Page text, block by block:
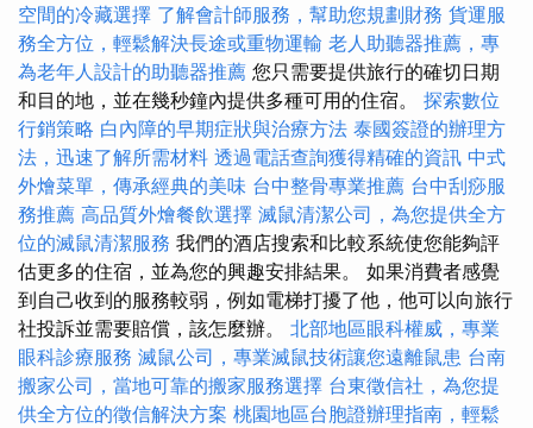
空間的冷藏選擇 了解會計師服務，幫助您規劃財務 貨運服
務全方位，輕鬆解決長途或重物運輸 老人助聽器推薦，專
為老年人設計的助聽器推薦 您只需要提供旅行的確切日期
和目的地，並在幾秒鐘內提供多種可用的住宿。 探索數位
行銷策略 白內障的早期症狀與治療方法 泰國簽證的辦理方
法，迅速了解所需材料 透過電話查詢獲得精確的資訊 中式
外燴菜單，傳承經典的美味 台中整骨專業推薦 台中刮痧服
務推薦 高品質外燴餐飲選擇 滅鼠清潔公司，為您提供全方
位的滅鼠清潔服務 我們的酒店搜索和比較系統使您能夠評
估更多的住宿，並為您的興趣安排結果。 如果消費者感覺
到自己收到的服務較弱，例如電梯打擾了他，他可以向旅行
社投訴並需要賠償，該怎麼辦。 北部地區眼科權威，專業
眼科診療服務 滅鼠公司，專業滅鼠技術讓您遠離鼠患 台南
搬家公司，當地可靠的搬家服務選擇 台東徵信社，為您提
供全方位的徵信解決方案 桃園地區台胞證辦理指南，輕鬆